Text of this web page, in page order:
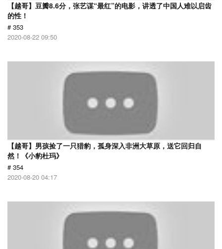
【越哥】豆瓣8.6分，张艺谋“最红”的电影，讲透了中国人难以启齿
的性！
# 353
2020-08-22 09:50
【越哥】男孩捡了一只猎豹，孤身深入非洲大草原，送它回归自
然！《小豹杜玛》
# 354
2020-08-20 04:17